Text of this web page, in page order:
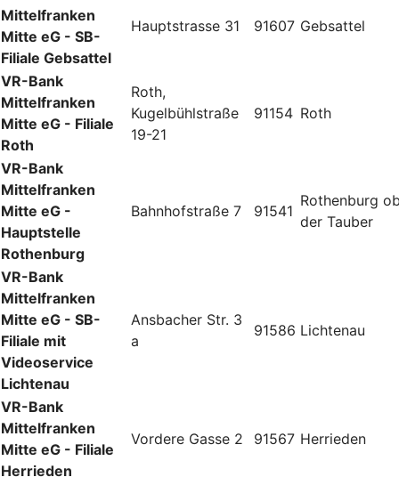
Mittelfranken
Mitte eG - SB-
Filiale Gebsattel
Hauptstrasse 31 91607 Gebsattel
VR-Bank
Mittelfranken
Mitte eG - Filiale
Roth
Roth,
Kugelbühlstraße
19-21
91154 Roth
VR-Bank
Mittelfranken
Mitte eG -
Hauptstelle
Rothenburg
Bahnhofstraße 7 91541
Rothenburg
der Tauber
VR-Bank
Mittelfranken
Mitte eG - SB-
Filiale mit
Videoservice
Lichtenau
Ansbacher Str. 3
a
91586 Lichtenau
VR-Bank
Mittelfranken
Mitte eG - Filiale
Herrieden
Vordere Gasse 2 91567 Herrieden